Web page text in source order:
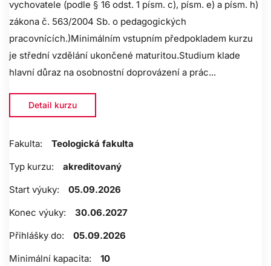
vychovatele (podle § 16 odst. 1 písm. c), písm. e) a písm. h)
zákona č. 563/2004 Sb. o pedagogických
pracovnících.)Minimálním vstupním předpokladem kurzu
je střední vzdělání ukončené maturitou.Studium klade
hlavní důraz na osobnostní doprovázení a prác...
Detail kurzu
Fakulta:
Teologická fakulta
Typ kurzu:
akreditovaný
Start výuky:
05.09.2026
Konec výuky:
30.06.2027
Přihlášky do:
05.09.2026
Minimální kapacita:
10